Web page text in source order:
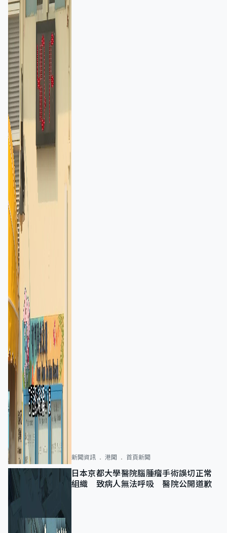
新聞資訊 港聞 首頁新聞
日本京都大學醫院腦腫瘤手術誤切正常
組織 致病人無法呼吸 醫院公開道歉